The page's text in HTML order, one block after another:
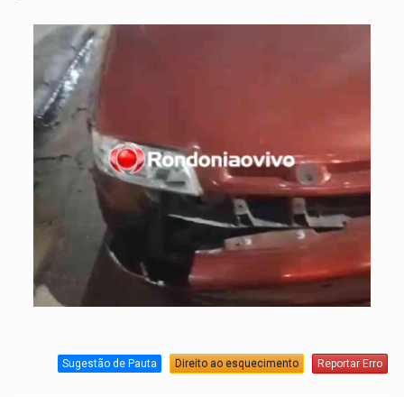
Sugestão de Pauta Direito ao esquecimento Reportar Erro